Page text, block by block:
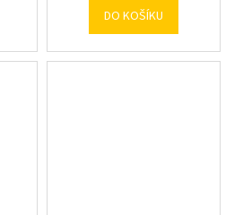
DO KOŠÍKU